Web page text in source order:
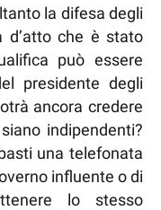
la difesa degli
d’atto che è stato
può essere
presidente degli
ancora credere
indipendenti?
una telefonata
influente o di
lo stesso